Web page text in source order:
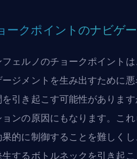
ークポイントのナビゲ
ェルノのチョークポイント
ジメントを生み出すために
引き起こす可能性がありま
ンの原因にもなります。こ
的に制御することを難しく
するボトルネックを引き起こ